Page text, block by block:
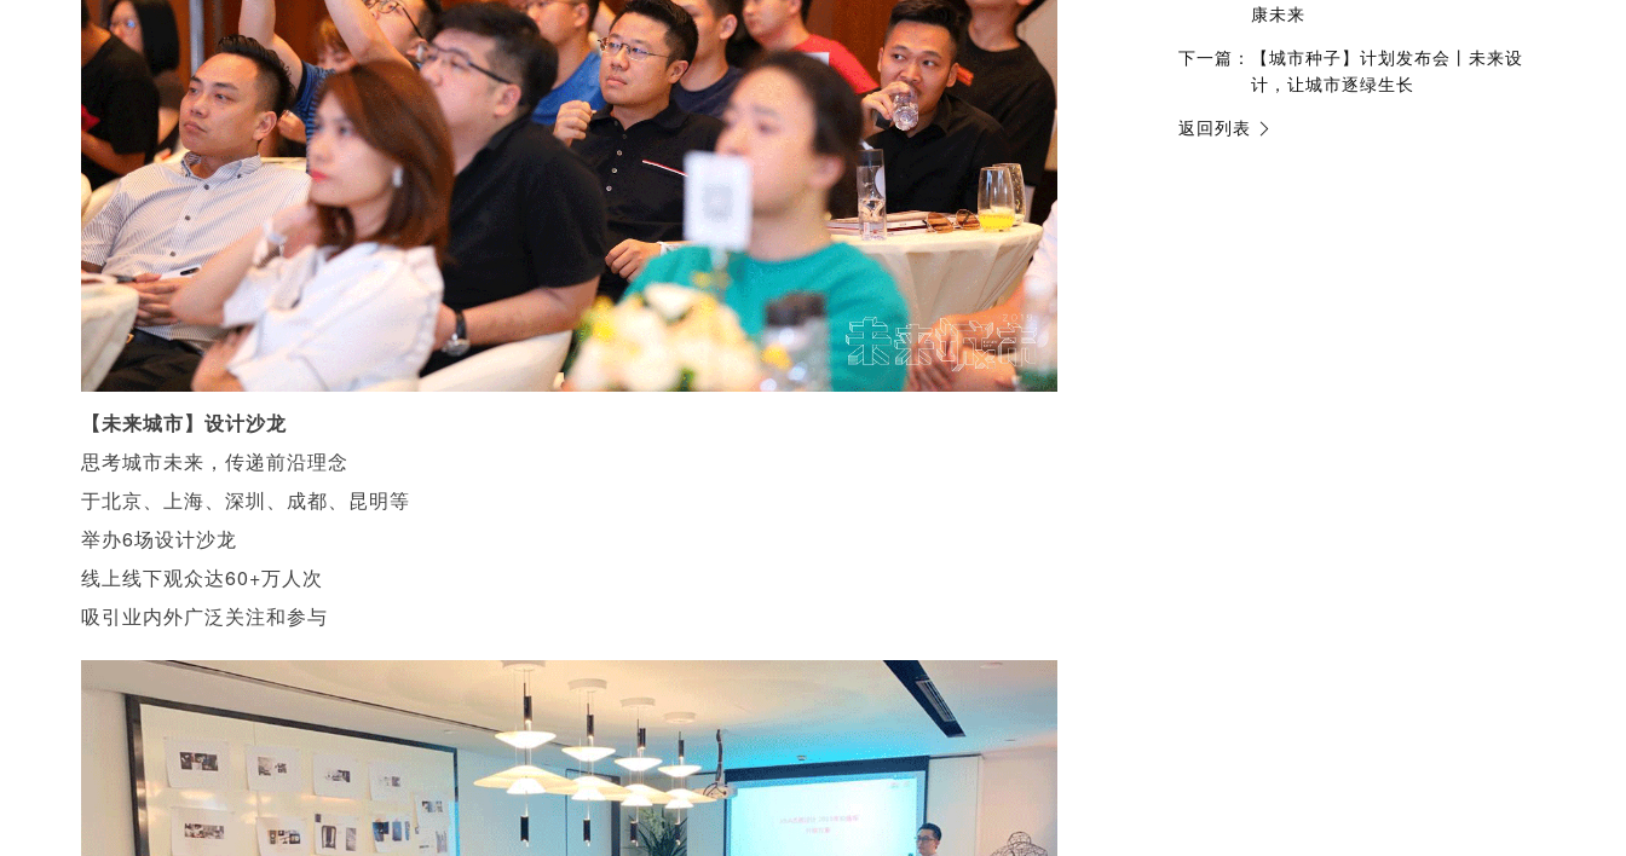
【未来城市】设计沙龙
思考城市未来，传递前沿理念
于北京、上海、深圳、成都、昆明等
举办6场设计沙龙
线上线下观众达60+万人次
吸引业内外广泛关注和参与
康未来
下一篇：
【城市种子】计划发布会丨未来设
计，让城市逐绿生长
返回列表